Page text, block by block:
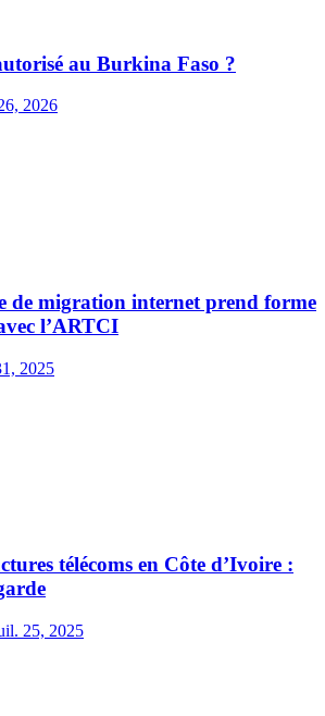
au Burkina Faso ?
2026
de migration internet prend forme
l’ARTCI
2025
télécoms en Côte d’Ivoire :
25, 2025